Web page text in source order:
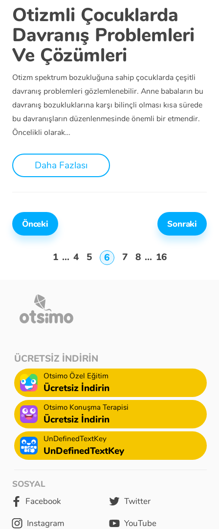
Otizmli Çocuklarda
Davranış Problemleri
Ve Çözümleri
Otizm spektrum bozukluğuna sahip çocuklarda çeşitli
davranış problemleri gözlemlenebilir. Anne babaların bu
davranış bozukluklarına karşı bilinçli olması kısa sürede
bu davranışların düzenlenmesinde önemli bir etmendir.
Öncelikli olarak…
Daha Fazlası
Önceki Sonraki
1 ... 4 5 6 7 8 ... 16
SOSYAL
Facebook
Twitter
Instagram
YouTube
ÜCRETSİZ İNDİRİN
Otsimo Özel Eğitim
Ücretsiz İndirin
Otsimo Konuşma Terapisi
Ücretsiz İndirin
UnDefinedTextKey
UnDefinedTextKey